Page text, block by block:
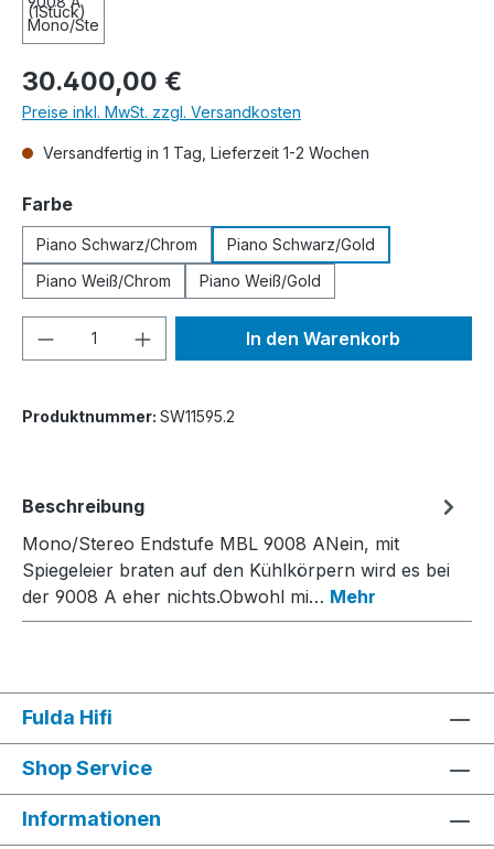
Regulärer Preis:
30.400,00 €
Preise inkl. MwSt. zzgl. Versandkosten
Versandfertig in 1 Tag, Lieferzeit 1-2 Wochen
Farbeauswählen
Piano Schwarz/Chrom
Piano Schwarz/Gold
Piano Weiß/Chrom
Piano Weiß/Gold
Produkt Anzahl: Gib denIn den Warenkorb
Produktnummer: SW11595.2
Beschreibung
Mono/Stereo Endstufe MBL 9008 ANein, mit
Spiegeleier braten auf den Kühlkörpern wird es bei
der 9008 A eher nichts.Obwohl mi… Mehr
Fulda Hifi
Shop Service
Informationen